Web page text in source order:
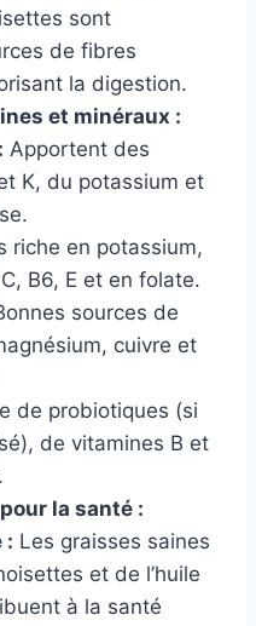
sont
de fibres
la digestion.
et minéraux :
Apportent des
K, du potassium et
riche en potassium,
B6, E et en folate.
sources de
cuivre et
de probiotiques (si
de vitamines B et
la santé :
: Les graisses saines
et de l’huile
à la santé